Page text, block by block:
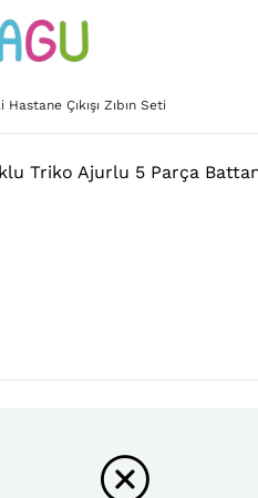
Çıkışı Zıbın Seti
Triko Ajurlu 5 Parça